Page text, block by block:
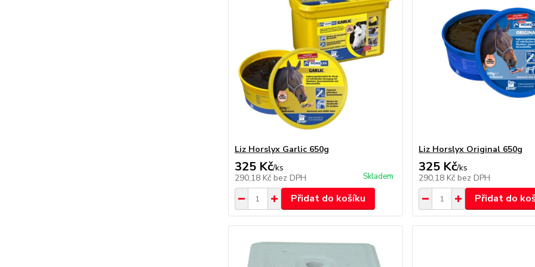
Liz Horslyx Garlic 650g
325 Kč/ks
290,18 Kč bez DPH Skladem
Přidat do košíku
Liz Horslyx Original 650g
325 Kč/ks
290,18 Kč bez DPH
Přidat do